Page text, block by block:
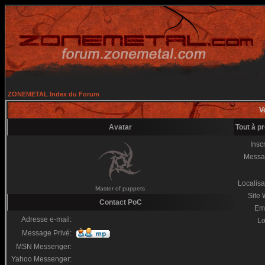
ZONEMETAL Index du Forum
Avatar Tout à
Master of puppets
Site
Contact PoC
Adresse e-mail:
Message Privé:
MSN Messenger:
Yahoo Messenger: